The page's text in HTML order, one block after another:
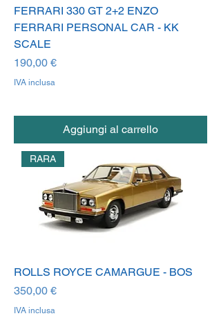
FERRARI 330 GT 2+2 ENZO
FERRARI PERSONAL CAR - KK
SCALE
Prezzo
190,00 €
IVA inclusa
Aggiungi al carrello
RARA
ROLLS ROYCE CAMARGUE - BOS
Prezzo
350,00 €
IVA inclusa